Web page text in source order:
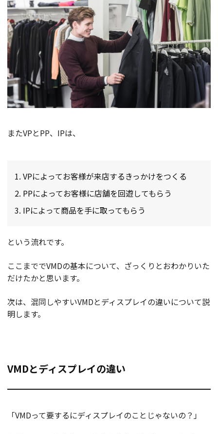
またVPとPP、IPは、
VPによってお客様が来店するきっかけをつくる
PPによってお客様に店舗を回遊してもらう
IPによって商品を手に取ってもらう
という流れです。
ここまででVMDの基本について、ざっくりとおわかりいた
だけたかと思います。
次は、混同しやすいVMDとディスプレイの違いについて説
明します。
VMDとディスプレイの違い
「VMDって要するにディスプレイのことじゃないの？」